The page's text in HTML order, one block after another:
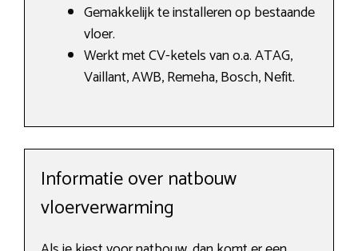
Gemakkelijk te installeren op bestaande
vloer.
Werkt met CV-ketels van o.a. ATAG,
Vaillant, AWB, Remeha, Bosch, Nefit.
Informatie over natbouw
vloerverwarming